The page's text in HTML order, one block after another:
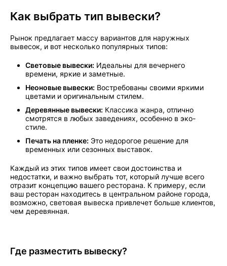
Как выбрать тип вывески?
Рынок предлагает массу вариантов для наружных
вывесок, и вот несколько популярных типов:
Световые вывески: Идеальны для вечернего
времени, яркие и заметные.
Неоновые вывески: Востребованы своими яркими
цветами и оригинальным стилем.
Деревянные вывески: Классика жанра, отлично
смотрятся в любых заведениях, особенно в эко-
стиле.
Печать на пленке: Это недорогое решение для
временных или сезонных выставок.
Каждый из этих типов имеет свои достоинства и
недостатки, и важно выбрать тот, который лучше всего
отразит концепцию вашего ресторана. К примеру, если
ваш ресторан находитесь в центральном районе города,
возможно, световая вывеска привлечет больше клиентов,
чем деревянная.
Где разместить вывеску?